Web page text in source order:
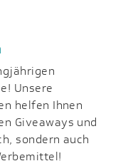
Unsere
helfen Ihnen
Giveaways und
sondern auch